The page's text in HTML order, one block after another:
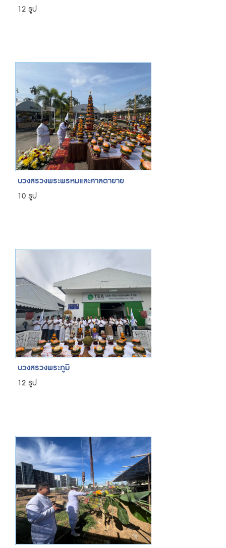
12 รูป
บวงสรวงพระพรหมและศาลตายาย
10 รูป
บวงสรวงพระภูมิ
12 รูป